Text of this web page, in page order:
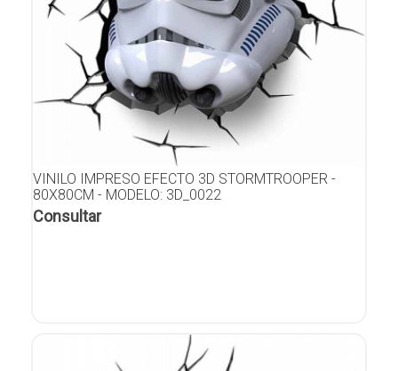
VINILO IMPRESO EFECTO 3D STORMTROOPER -
80X80CM - MODELO: 3D_0022
Consultar